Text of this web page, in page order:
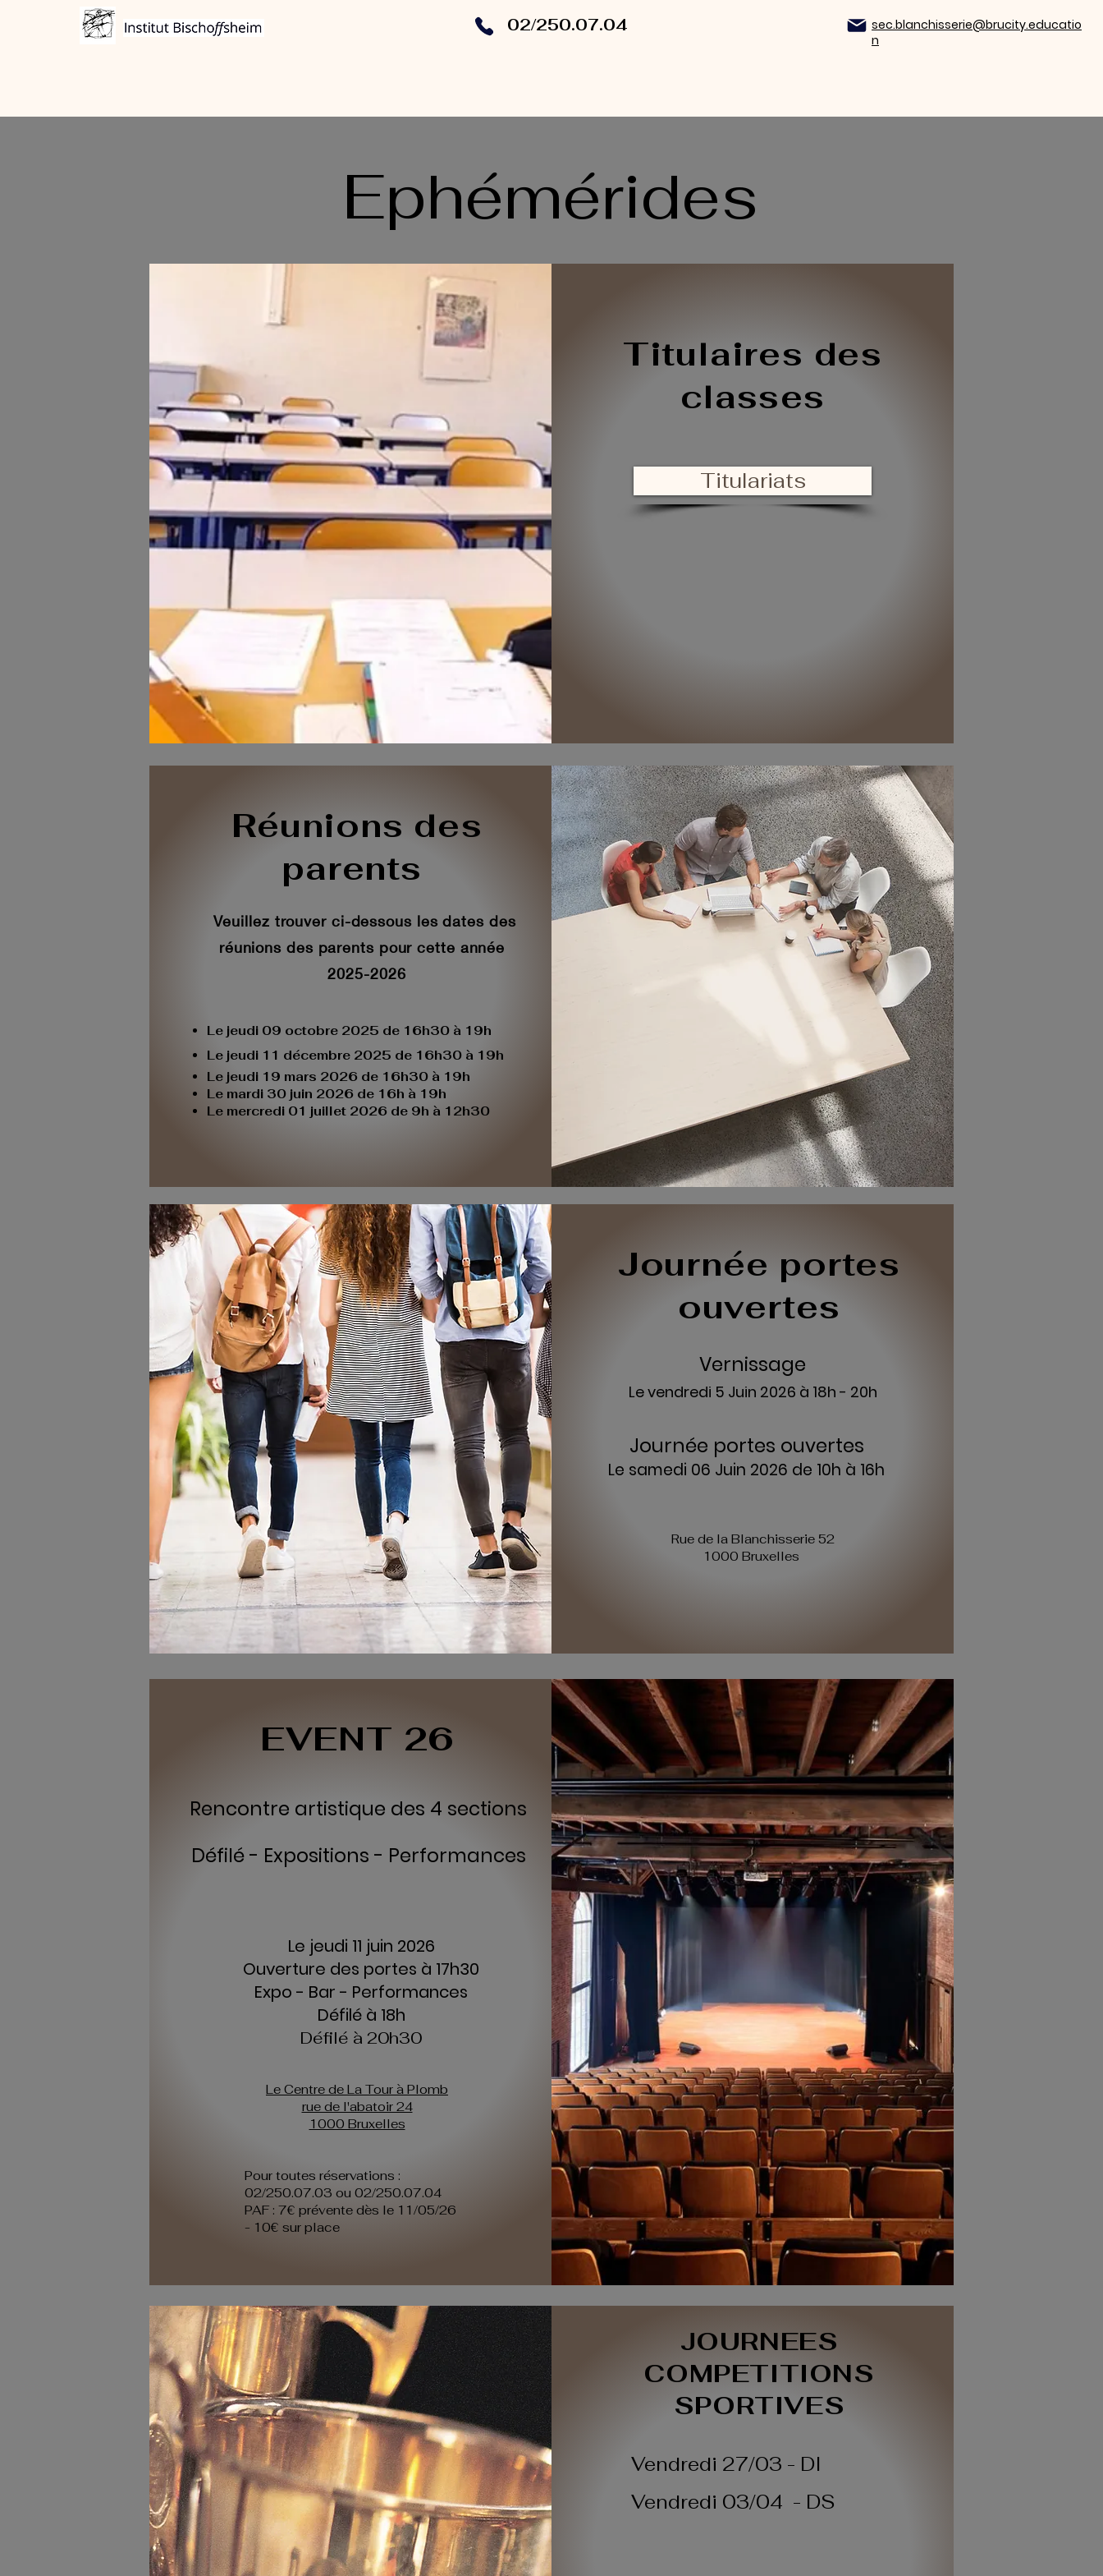
02/250.07.04
sec.blanchisserie@brucity.educatio
n
Ephémérides
Titulaires des
classes
Titulariats
Réunions des
parents
Veuillez trouver ci-dessous les dates des
réunions des parents pour cette année
2025-2026
Le jeudi 09 octobre 2025 de 16h30 à 19h
Le jeudi 11 décembre 2025 de 16h30 à 19h
Le jeudi 19 mars 2026 de 16h30 à 19h
Le mardi 30 juin 2026 de 16h à 19h
Le mercredi 01 juillet 2026 de 9h à 12h30
Journée portes
ouvertes
Vernissage
Le vendredi 5 Juin 2026 à 18h - 20h
Journée portes ouvertes
Le samedi 06 Juin 2026 de 10h à 16h
Rue de la Blanchisserie 52
1000 Bruxelles
EVENT 26
Rencontre artistique des 4 sections
Défilé - Expositions - Performances
Le jeudi 11 juin 2026
Ouverture des portes à 17h30
Expo - Bar - Performances
Défilé à 18h
Défilé à 20h30
Le Centre de La Tour à Plomb
rue de l'abatoir 24
1000 Bruxelles
Pour toutes réservations :
02/250.07.03 ou 02/250.07.04
PAF : 7€ prévente dès le 11/05/26
- 10€ sur place
JOURNEES
COMPETITIONS
SPORTIVES
Vendredi 27/03 - DI
Vendredi 03/04 - DS